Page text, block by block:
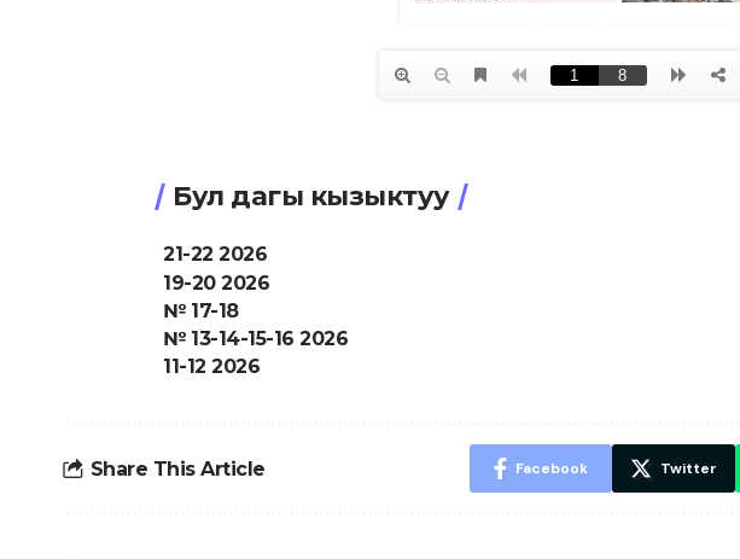
Бул дагы кызыктуу
21-22 2026
19-20 2026
№ 17-18
№ 13-14-15-16 2026
11-12 2026
Share This Article Facebook Twitter